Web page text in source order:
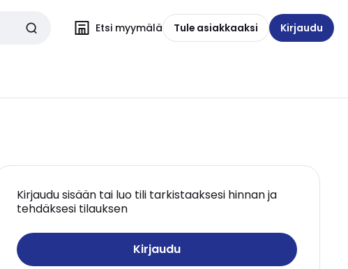
Etsi myymälä Tule asiakkaaksi Kirjaudu
Kirjaudu sisään tai luo tili tarkistaaksesi hinnan ja
tehdäksesi tilauksen
Kirjaudu